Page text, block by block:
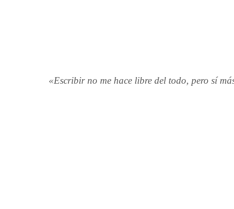
«Escribir no me hace libre del todo, pero sí